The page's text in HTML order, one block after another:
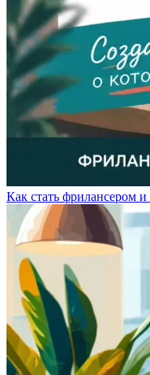
Как стать фрилансером и